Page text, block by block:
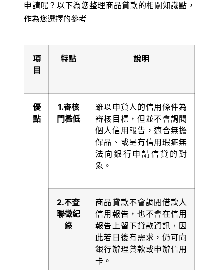
申請呢？以下為您整理商品貸款的相關知識點，
作為您選擇的參考
項
目
特點 說明
優
點
1.審核
門檻低
雖以申貸人的信用條件為
審核目標，但並不會調閱
個人信用報告，適合無擔
保品、或是有信用瑕疵無
法向銀行申請信貸的對
象。
2.不查
聯徵紀
錄
商品貸款不會調閱借款人
信用報告，也不會在信用
報告上留下貸款資訊，因
此若日後有需求，仍可向
銀行辦理貸款或申辦信用
卡。